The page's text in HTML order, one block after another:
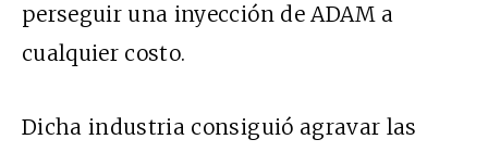
perseguir una inyección de ADAM a
cualquier costo.
Dicha industria consiguió agravar las